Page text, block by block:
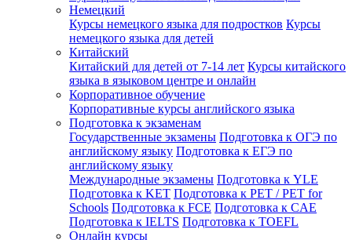
Немецкий
Курсы немецкого языка для подростков Курсы
немецкого языка для детей
Китайский
Китайский для детей от 7-14 лет Курсы китайского
языка в языковом центре и онлайн
Корпоративное обучение
Корпоративные курсы английского языка
Подготовка к экзаменам
Государственные экзамены Подготовка к ОГЭ по
английскому языку Подготовка к ЕГЭ по
английскому языку
Международные экзамены Подготовка к YLE
Подготовка к KET Подготовка к PET / PET for
Schools Подготовка к FCE Подготовка к CAE
Подготовка к IELTS Подготовка к TOEFL
Онлайн курсы